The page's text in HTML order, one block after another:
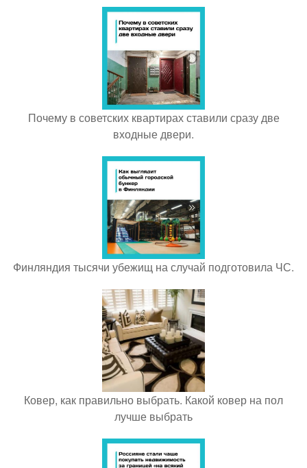
Почему в советских квартирах ставили сразу две
входные двери.
Финляндия тысячи убежищ на случай подготовила ЧС.
Ковер, как правильно выбрать. Какой ковер на пол
лучше выбрать